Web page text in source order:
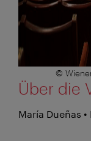
©
Über die
María Dueñas •